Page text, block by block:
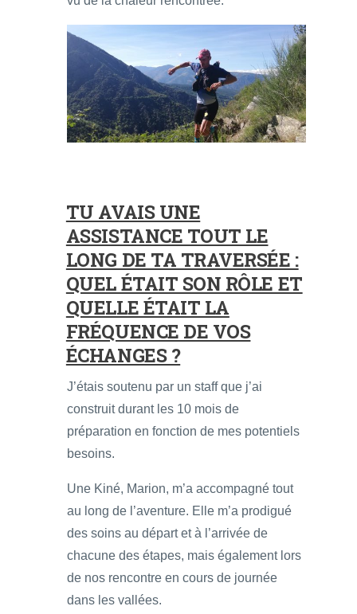
TU AVAIS UNE
ASSISTANCE TOUT LE
LONG DE TA TRAVERSÉE :
QUEL ÉTAIT SON RÔLE ET
QUELLE ÉTAIT LA
FRÉQUENCE DE VOS
ÉCHANGES ?
J’étais soutenu par un staff que j’ai
construit durant les 10 mois de
préparation en fonction de mes potentiels
besoins.
Une Kiné, Marion, m’a accompagné tout
au long de l’aventure. Elle m’a prodigué
des soins au départ et à l’arrivée de
chacune des étapes, mais également lors
de nos rencontre en cours de journée
dans les vallées.